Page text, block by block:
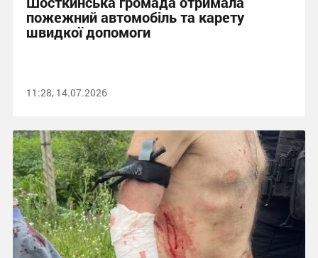
пожежний автомобіль та карету
швидкої допомоги
11:28, 14.07.2026